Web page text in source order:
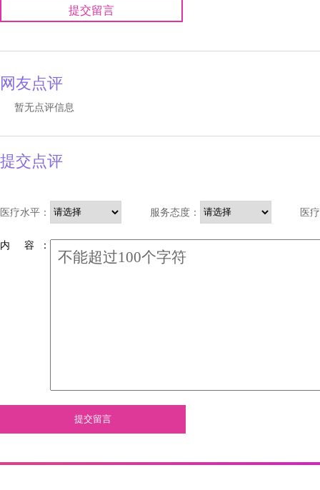
提交留言
网友点评
暂无点评信息
提交点评
医疗水平： 服务态度： 医
内 容 ：
提交留言